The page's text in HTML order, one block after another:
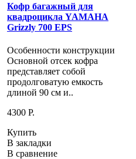
Кофр багажный для
квадроцикла YAMAHA
Grizzly 700 EPS
Особенности конструкции
Основной отсек кофра
представляет собой
продолговатую емкость
длиной 90 см и..
4300 P.
Купить
В закладки
В сравнение